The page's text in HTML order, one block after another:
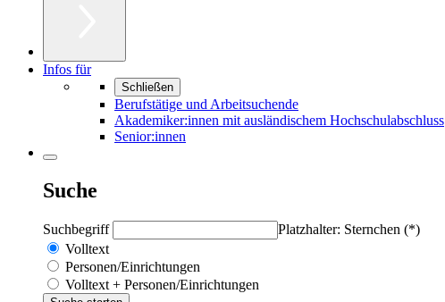
Infos für
Schließen
Berufstätige und Arbeitsuchende
Akademiker:innen mit ausländischem Hochschulabschluss
Senior:innen
Suche
Suchbegriff
Platzhalter: Sternchen (*)
Volltext
Personen/Einrichtungen
Volltext + Personen/Einrichtungen